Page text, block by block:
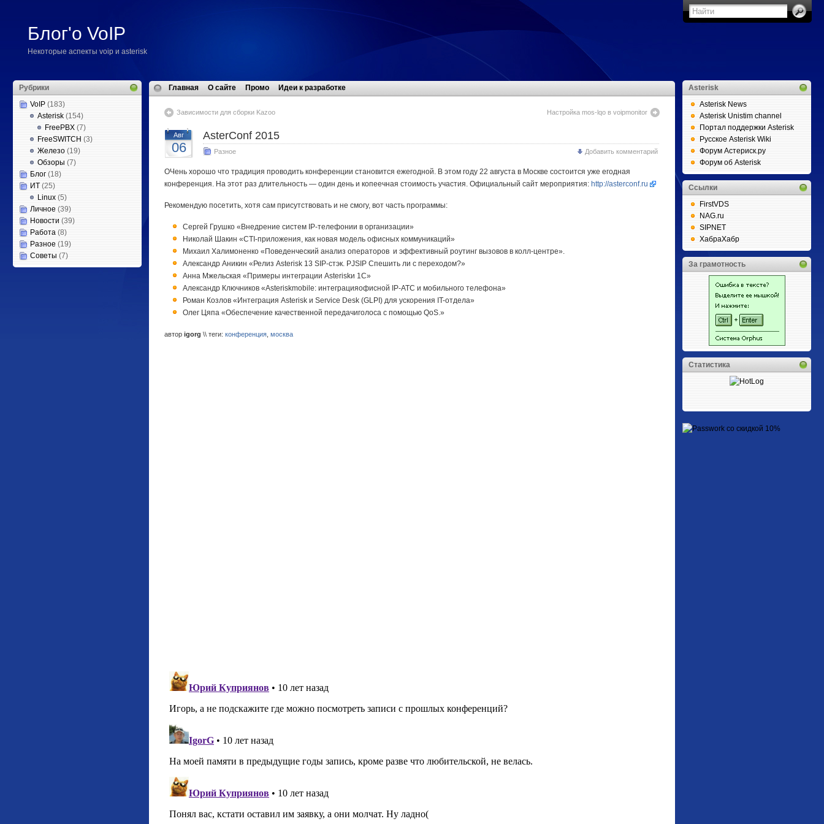
Блог'о VoIP
Некоторые аспекты voip и asterisk
Рубрики
VoIP (183)
Asterisk (154)
FreePBX (7)
FreeSWITCH (3)
Железо (19)
Обзоры (7)
Блог (18)
ИТ (25)
Linux (5)
Личное (39)
Новости (39)
Работа (8)
Разное (19)
Советы (7)
Главная О сайте Промо Идеи к разработке
Зависимости для сборки Kazoo Настройка mos-lqo в voipmonitor
Авг
06
AsterConf 2015
Разное Добавить комментарий
ОЧень хорошо что традиция проводить конференции становится ежегодной. В этом году 22 августа в Москве состоится уже егодная
конференция. На этот раз длительность — один день и копеечная стоимость участия. Официальный сайт мероприятия: http://asterconf.ru
Рекомендую посетить, хотя сам присутствовать и не смогу, вот часть программы:
Сергей Грушко «Внедрение систем IP-телефонии в организации»
Николай Шакин «CTI-приложения, как новая модель офисных коммуникаций»
Михаил Халимоненко «Поведенческий анализ операторов и эффективный роутинг вызовов в колл-центре».
Александр Аникин «Релиз Asterisk 13 SIP-стэк. PJSIP Спешить ли с переходом?»
Анна Мжельская «Примеры интеграции Asteriskи 1С»
Александр Ключников «Asteriskmobile: интеграцияофисной IP-АТС и мобильного телефона»
Роман Козлов «Интеграция Asterisk и Service Desk (GLPI) для ускорения IT-отдела»
Олег Цяпа «Обеспечение качественной передачиголоса с помощью QoS.»
автор igorg \\ теги: конференция москва
Asterisk
Asterisk News
Asterisk Unistim channel
Портал поддержки Asterisk
Русское Asterisk Wiki
Форум Астериск.ру
Форум об Asterisk
Ссылки
FirstVDS
NAG.ru
SIPNET
ХабраХабр
За грамотность
Статистика